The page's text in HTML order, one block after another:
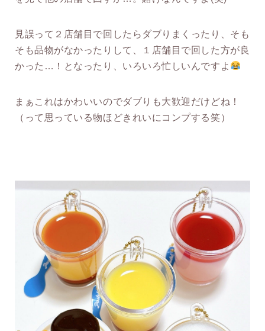
見誤って２店舗目で回したらダブりまくったり、そも
そも品物がなかったりして、１店舗目で回した方が良
かった…！となったり、いろいろ忙しいんですよ
まぁこれはかわいいのでダブりも大歓迎だけどね！
（って思っている物ほどきれいにコンプする笑）